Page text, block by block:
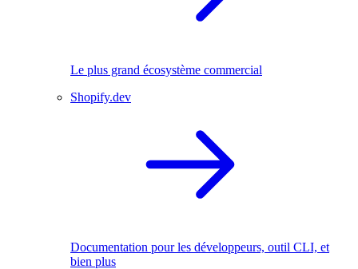
Le plus grand écosystème commercial
Shopify.dev
Documentation pour les développeurs, outil CLI, et
bien plus